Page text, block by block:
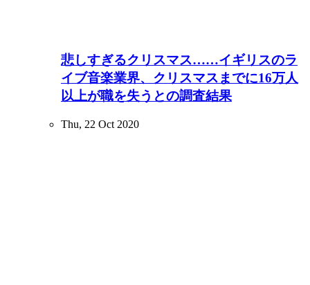
悲しすぎるクリスマス……イギリスのラ
イブ音楽業界、クリスマスまでに16万人
以上が職を失うとの調査結果
Thu, 22 Oct 2020